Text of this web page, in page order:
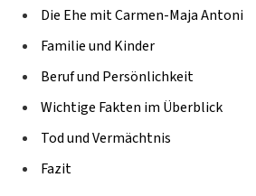
Die Ehe mit Carmen-Maja Antoni
Familie und Kinder
Beruf und Persönlichkeit
Wichtige Fakten im Überblick
Tod und Vermächtnis
Fazit